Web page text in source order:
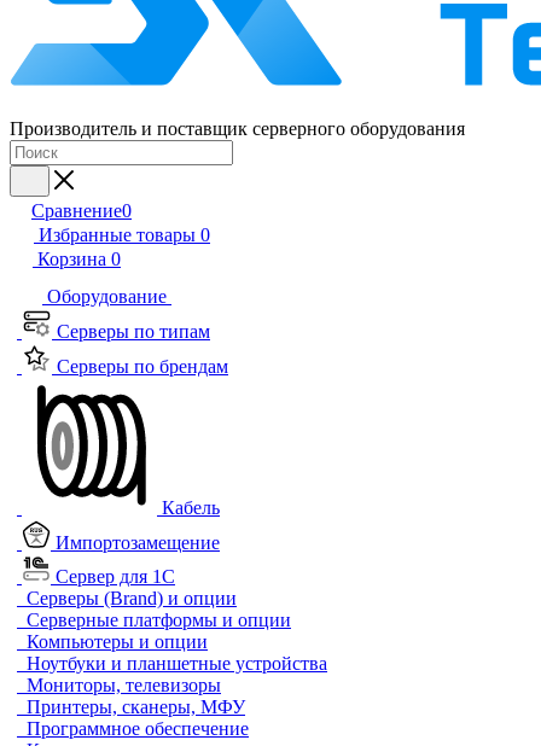
Производитель и поставщик серверного оборудования
Сравнение0
Избранные товары 0
Корзина 0
Оборудование
Серверы по типам
Серверы по брендам
Кабель
Импортозамещение
Сервер для 1С
Серверы (Brand) и опции
Серверные платформы и опции
Компьютеры и опции
Ноутбуки и планшетные устройства
Мониторы, телевизоры
Принтеры, сканеры, МФУ
Программное обеспечение